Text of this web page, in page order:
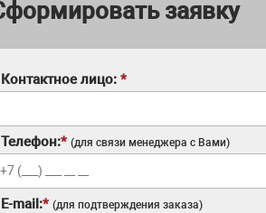
заявку
Контактное лицо: *
Телефон:* (для связи менеджера с Вами)
E-mail:* (для подтверждения заказа)